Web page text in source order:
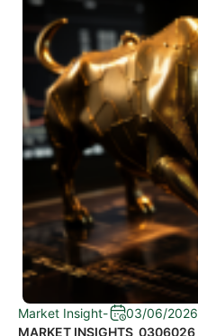
Market Insight-
03/06/2026
MARKET INSIGHTS_0306026